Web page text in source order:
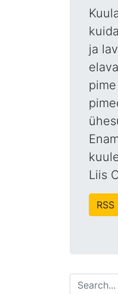
ja
Liis
RSS